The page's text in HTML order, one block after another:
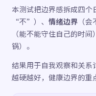
本测试把边界感拆成四个
“不”）、 情绪边界 （
（能不能守住自己的时间
锅）。
结果用于自我观察和关系
越硬越好，健康边界的重